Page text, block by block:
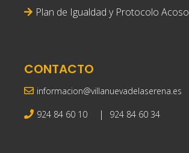
Plan de Igualdad y Protocolo Acoso
CONTACTO
informacion@villanuevadelaserena.es
924 84 60 10 | 924 84 60 34